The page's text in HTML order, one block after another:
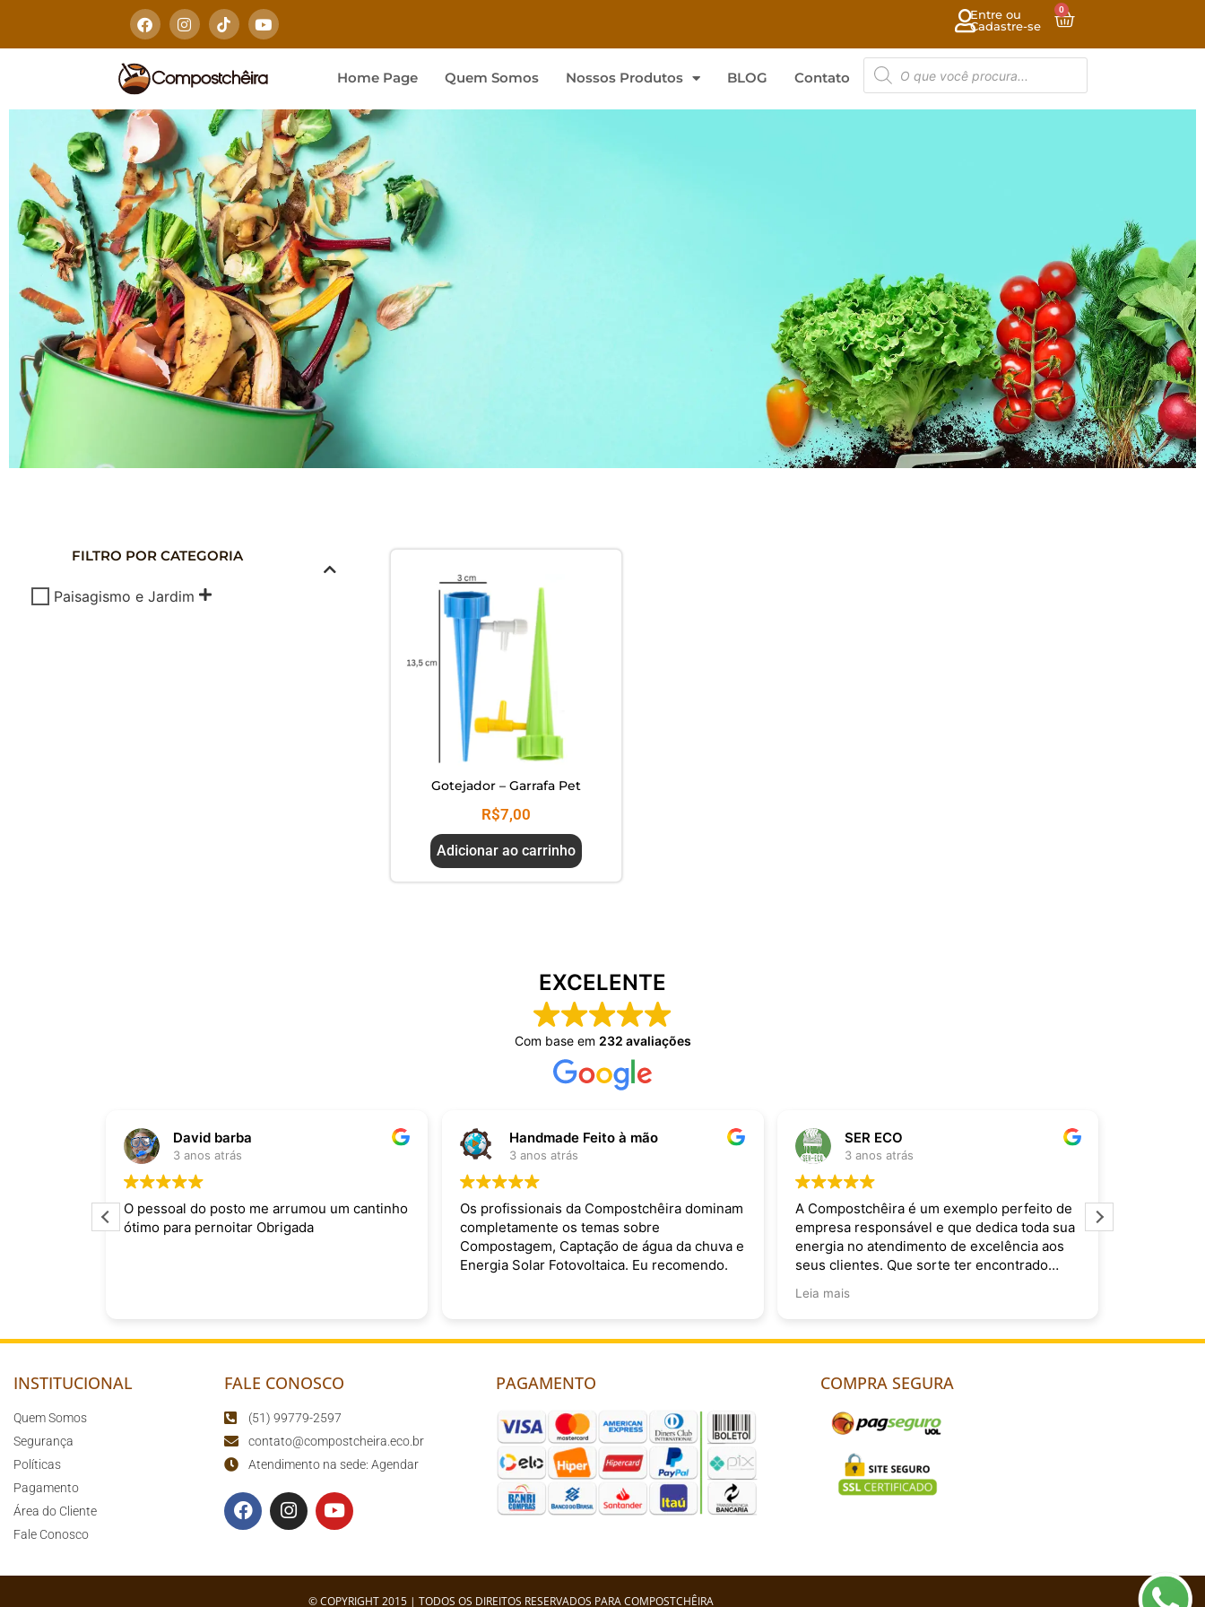
Entre ou
Cadastre-se
0
Home Page Quem Somos Nossos Produtos BLOG Contato
DOMÉSTICA
Composte seus Resíduos - Trate seu Jardim -
FILTRO POR CATEGORIA
Paisagismo e Jardim
Gotejador – Garrafa Pet
R$7,00
Adicionar ao carrinho
EXCELENTE
Com base em 232 avaliações
David barba
3 anos atrás
O pessoal do posto me arrumou um cantinho
ótimo para pernoitar Obrigada
Handmade Feito à mão
3 anos atrás
Os profissionais da Compostchêira dominam
completamente os temas sobre
Compostagem, Captação de água da chuva e
Energia Solar Fotovoltaica. Eu recomendo.
SER ECO
3 anos atrás
A Compostchêira é um exemplo perfeito de
empresa responsável e que dedica toda sua
energia no atendimento de excelência aos
seus clientes. Que sorte ter encontrado
Leia mais
INSTITUCIONAL
Quem Somos
Segurança
Políticas
Pagamento
Área do Cliente
Fale Conosco
FALE CONOSCO
(51) 99779-2597
contato@compostcheira.eco.br
Atendimento na sede: Agendar
PAGAMENTO COMPRA SEGURA
© COPYRIGHT 2015 | TODOS OS DIREITOS RESERVADOS PARA COMPOSTCHÊIRA